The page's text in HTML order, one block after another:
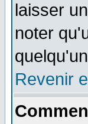
laisser
noter
Revenir